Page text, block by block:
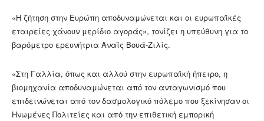
«Η ζήτηση στην Ευρώπη αποδυναμώνεται και οι ευρωπαϊκές
εταιρείες χάνουν μερίδιο αγοράς», τονίζει η υπεύθυνη για το
βαρόμετρο ερευνήτρια Αναΐς Βουά-Ζιλίς.
«Στη Γαλλία, όπως και αλλού στην ευρωπαϊκή ήπειρο, η
βιομηχανία αποδυναμώνεται από τον ανταγωνισμό που
επιδεινώνεται από τον δασμολογικό πόλεμο που ξεκίνησαν οι
Ηνωμένες Πολιτείες και από την επιθετική εμπορική